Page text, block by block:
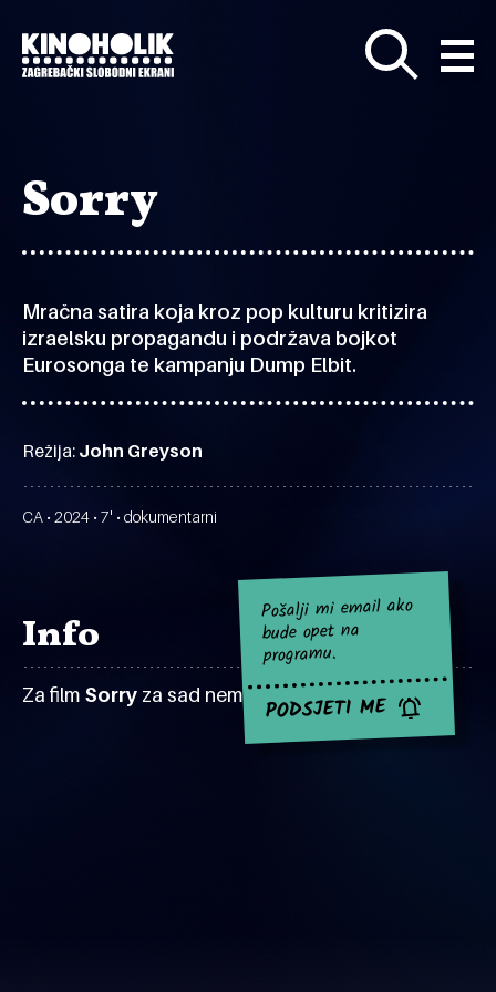
glavni
sadržaj
Sorry
Mračna satira koja kroz pop kulturu kritizira
izraelsku propagandu i podržava bojkot
Eurosonga te kampanju Dump Elbit.
Režija: John Greyson
CA • 2024 • 7' • dokumentarni
Info
Za film Sorry za sad nema najavljenih projekcija.
Pošalji mi email ako
bude opet na
programu.
PODSJETI ME